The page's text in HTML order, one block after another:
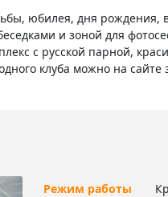
юбилея, дня рождения,
и зоной для
с русской парной,
клуба можно на
Режим работы